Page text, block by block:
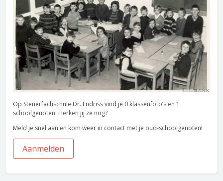
Op Steuerfachschule Dr. Endriss vind je 0 klassenfoto’s en 1
schoolgenoten. Herken jij ze nog?
Meld je snel aan en kom weer in contact met je oud-schoolgenoten!
Aanmelden